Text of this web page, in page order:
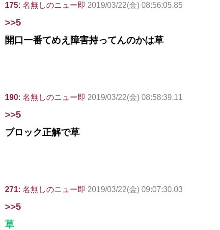
175: 名無しのニュー即 2019/03/22(金) 08:56:05.85
>>5
開口一番てめえ障害持ってんのかは草
190: 名無しのニュー即 2019/03/22(金) 08:58:39.11
>>5
ブロック正解で草
271: 名無しのニュー即 2019/03/22(金) 09:07:30.03
>>5
草